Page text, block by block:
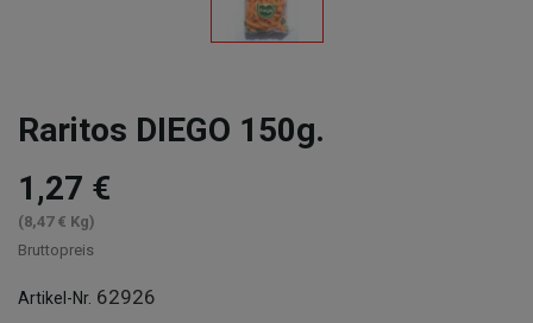
Raritos DIEGO 150g.
1,27 €
(8,47 € Kg)
Bruttopreis
Artikel-Nr. 62926